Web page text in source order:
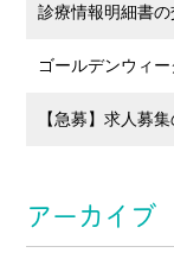
診療情報明細書
ゴールデンウィ
【急募】求人募
アーカイブ